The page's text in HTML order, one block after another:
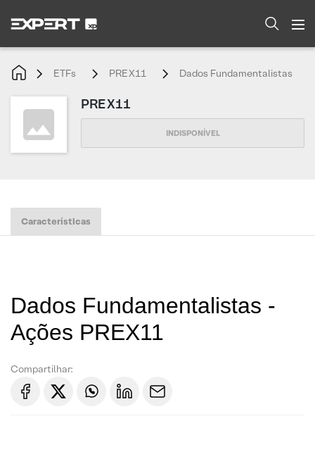
ETFs PREX11 Dados Fundamentalistas
PREX11
Características
Dados Fundamentalistas -
Ações PREX11
Compartilhar: